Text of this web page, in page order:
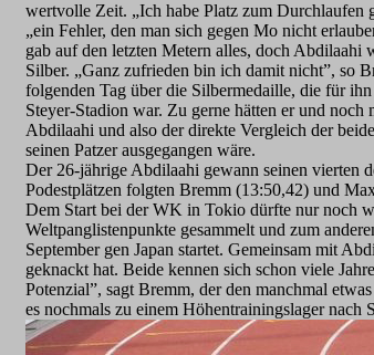
wertvolle Zeit. „Ich habe Platz zum Durchlaufen
„ein Fehler, den man sich gegen Mo nicht
gab auf den letzten Metern alles, doch
Silber. „Ganz zufrieden bin ich damit nicht”, so
folgenden Tag über die Silbermedaille, die für
Steyer-Stadion war. Zu gerne hätten er und
Abdilaahi und also der direkte Vergleich der
seinen Patzer ausgegangen wäre.
Der 26-jährige Abdilaahi gewann seinen vierten
Podestplätzen folgten Bremm (13:50,42) und
Dem Start bei der WK in Tokio dürfte nur noch
Weltpanglistenpunkte gesammelt und zum
September gen Japan startet. Gemeinsam mit
geknackt hat. Beide kennen sich schon viele
Potenzial”, sagt Bremm, der den manchmal
es nochmals zu einem Höhentrainingslager